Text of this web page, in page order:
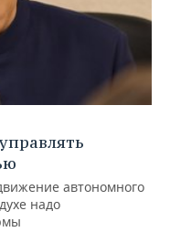
автономного
надо